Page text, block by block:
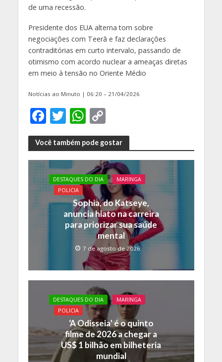
de uma recessão.
Presidente dos EUA alterna tom sobre
negociações com Teerã e faz declarações
contraditórias em curto intervalo, passando de
otimismo com acordo nuclear a ameaças diretas
em meio à tensão no Oriente Médio
Notícias ao Minuto | 06:20 – 21/04/2026
F
ac
e
b
o
o
k
T
w
itt
er
W
h
at
s
A
p
p
C
o
p
y
Li
n
k
Você também pode gostar
DESTAQUES DO DIA
MARINGA
POLICIA
Sophia, do Katseye,
anuncia hiato na carreira
para priorizar sua saúde
mental
7 de agosto de 2026
DESTAQUES DO DIA
MARINGA
POLICIA
‘A Odisseia’ é o quinto
filme de 2026 a chegar a
US$ 1 bilhão em bilheteria
mundial